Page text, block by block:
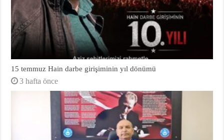
15 temmuz Hain darbe girişiminin yıl dönümü
3 hafta önce